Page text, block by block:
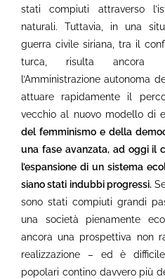
stati compiuti attraverso
naturali. Tuttavia, in una
guerra civile siriana, tra il
turca, risulta ancora
l’Amministrazione autonoma
attuare rapidamente il
vecchio al nuovo modello di
del femminismo e della
una fase avanzata, ad oggi il
l’espansione di un sistema
siano stati indubbi progressi.
sono stati compiuti grandi
una società pienamente
ancora una prospettiva non
realizzazione – ed è
popolari contino davvero più